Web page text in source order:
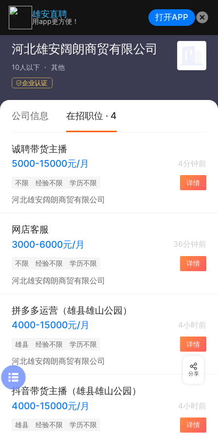
河北雄安阔朗商贸有限公司
10人以下 其他
企业认证
公司信息 在招职位 · 4
诚聘带货主播
5000-15000元/月
4分钟前
不限 经验不限 学历不限 详情
河北雄安阔朗商贸有限公司
网店客服
3000-6000元/月
36分钟前
不限 经验不限 学历不限 详情
河北雄安阔朗商贸有限公司
拼多多运营（雄县雄山公园）
4000-15000元/月
4小时前
雄县 经验不限 学历不限 详情
河北雄安阔朗商贸有限公司
抖音带货主播（雄县雄山公园）
4000-15000元/月
4小时前
雄县 经验不限 学历不限 详情
分享
雄安直聘
用app更方便！ 打开APP